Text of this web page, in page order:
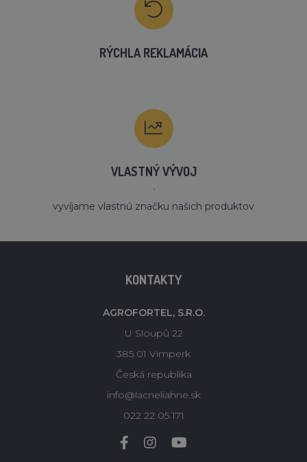
RÝCHLA REKLAMÁCIA
VLASTNÝ VÝVOJ
´
vyvíjame vlastnú značku našich produktov
KONTAKTY
AGROFORTEL, S.R.O.
U Sloupů 22
385 01 Vimperk
Česká republika
info@lacneliahne.sk
022 22 05 171